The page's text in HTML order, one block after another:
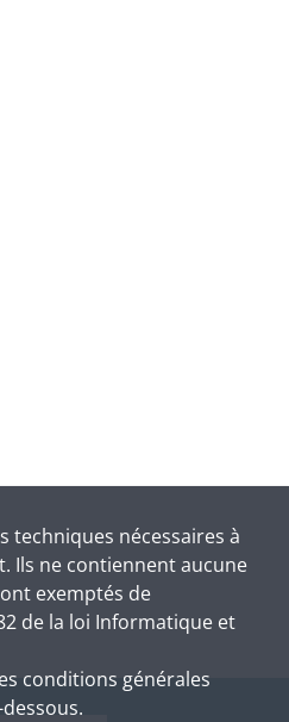
techniques nécessaires à
Ils ne contiennent aucune
exemptés de
de la loi Informatique et
conditions générales